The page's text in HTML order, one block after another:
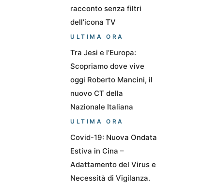
racconto senza filtri
dell’icona TV
ULTIMA ORA
Tra Jesi e l’Europa:
Scopriamo dove vive
oggi Roberto Mancini, il
nuovo CT della
Nazionale Italiana
ULTIMA ORA
Covid-19: Nuova Ondata
Estiva in Cina –
Adattamento del Virus e
Necessità di Vigilanza.